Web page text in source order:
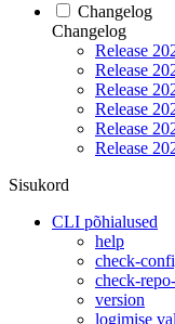
Changelog
Changelog
Release
Release
Release
Release
Release
Release
Sisukord
CLI põhialused
help
check-
check-
version
logimise